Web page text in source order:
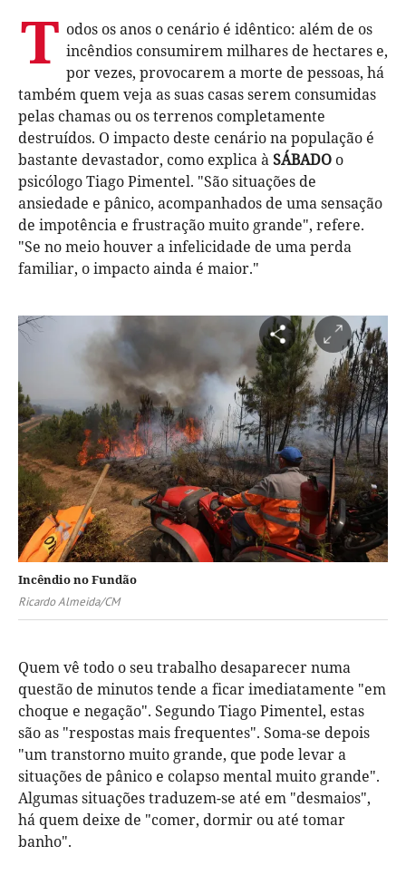
T odos os anos o cenário é idêntico: além de os
incêndios consumirem milhares de hectares e,
por vezes, provocarem a morte de pessoas, há
também quem veja as suas casas serem consumidas
pelas chamas ou os terrenos completamente
destruídos. O impacto deste cenário na população é
bastante devastador, como explica àSÁBADO o
psicólogo Tiago Pimentel. "São situações de
ansiedade e pânico, acompanhados de uma sensação
de impotência e frustração muito grande", refere.
"Se no meio houver a infelicidade de uma perda
familiar, o impacto ainda é maior."
Incêndio no Fundão
Ricardo Almeida/CM
Quem vê todo o seu trabalho desaparecer numa
questão de minutos tende a ficar imediatamente "em
choque e negação". Segundo Tiago Pimentel, estas
são as "respostas mais frequentes". Soma-se depois
"um transtorno muito grande, que pode levar a
situações de pânico e colapso mental muito grande".
Algumas situações traduzem-se até em "desmaios",
há quem deixe de "comer, dormir ou até tomar
banho".